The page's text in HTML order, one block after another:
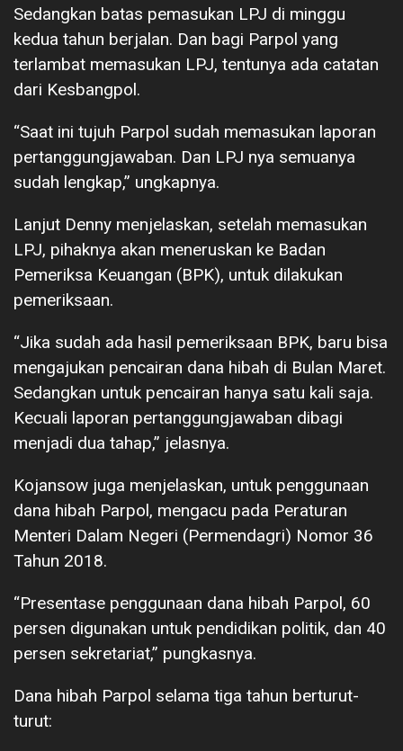
Sedangkan batas pemasukan LPJ di minggu
kedua tahun berjalan. Dan bagi Parpol yang
terlambat memasukan LPJ, tentunya ada catatan
dari Kesbangpol.
“Saat ini tujuh Parpol sudah memasukan laporan
pertanggungjawaban. Dan LPJ nya semuanya
sudah lengkap,” ungkapnya.
Lanjut Denny menjelaskan, setelah memasukan
LPJ, pihaknya akan meneruskan ke Badan
Pemeriksa Keuangan (BPK), untuk dilakukan
pemeriksaan.
“Jika sudah ada hasil pemeriksaan BPK, baru bisa
mengajukan pencairan dana hibah di Bulan Maret.
Sedangkan untuk pencairan hanya satu kali saja.
Kecuali laporan pertanggungjawaban dibagi
menjadi dua tahap,” jelasnya.
Kojansow juga menjelaskan, untuk penggunaan
dana hibah Parpol, mengacu pada Peraturan
Menteri Dalam Negeri (Permendagri) Nomor 36
Tahun 2018.
“Presentase penggunaan dana hibah Parpol, 60
persen digunakan untuk pendidikan politik, dan 40
persen sekretariat,” pungkasnya.
Dana hibah Parpol selama tiga tahun berturut-
turut: